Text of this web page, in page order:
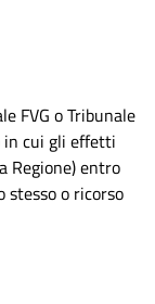
FVG o Tribunale
in cui gli effetti
Regione) entro
stesso o ricorso